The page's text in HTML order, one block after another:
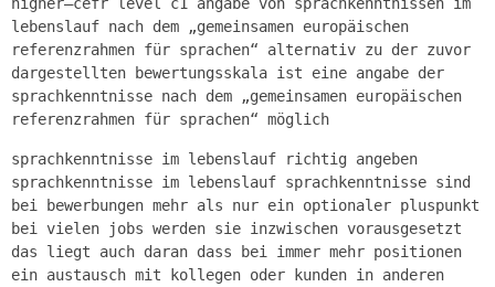
lebenslauf nach dem „gemeinsamen europäischen
referenzrahmen für sprachen“ alternativ zu der zuvor
dargestellten bewertungsskala ist eine angabe der
sprachkenntnisse nach dem „gemeinsamen europäischen
referenzrahmen für sprachen“ möglich
sprachkenntnisse im lebenslauf richtig angeben
sprachkenntnisse im lebenslauf sprachkenntnisse sind
bei bewerbungen mehr als nur ein optionaler pluspunkt
bei vielen jobs werden sie inzwischen vorausgesetzt
das liegt auch daran dass bei immer mehr positionen
ein austausch mit kollegen oder kunden in anderen